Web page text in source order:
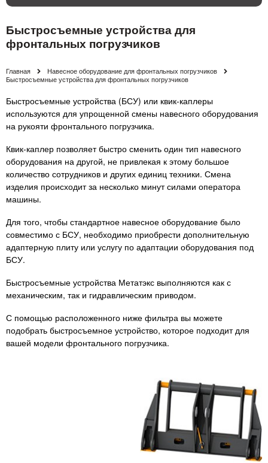
Быстросъемные устройства для
фронтальных погрузчиков
Главная
Навесное оборудование для фронтальных погрузчиков
Быстросъемные устройства для фронтальных погрузчиков
Быстросъемные устройства (БСУ) или квик-каплеры
используются для упрощенной смены навесного оборудования
на рукояти фронтального погрузчика.
Квик-каплер позволяет быстро сменить один тип навесного
оборудования на другой, не привлекая к этому большое
количество сотрудников и других единиц техники. Смена
изделия происходит за несколько минут силами оператора
машины.
Для того, чтобы стандартное навесное оборудование было
совместимо с БСУ, необходимо приобрести дополнительную
адаптерную плиту или услугу по адаптации оборудования под
БСУ.
Быстросъемные устройства Метатэкс выполняются как с
механическим, так и гидравлическим приводом.
С помощью расположенного ниже фильтра вы можете
подобрать быстросъемное устройство, которое подходит для
вашей модели фронтального погрузчика.